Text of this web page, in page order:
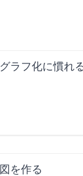
ラフ化に慣れ
を作る